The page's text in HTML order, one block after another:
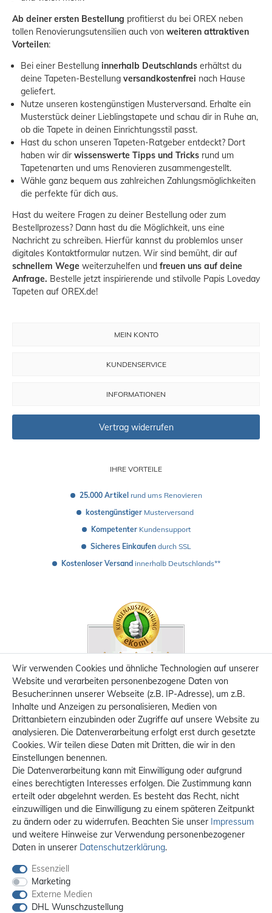
Ab deiner ersten Bestellung profitierst du bei OREX neben
tollen Renovierungsutensilien auch von weiteren attraktiven
Vorteilen:
Bei einer Bestellung innerhalb Deutschlands erhältst du
deine Tapeten-Bestellung versandkostenfrei nach Hause
geliefert.
Nutze unseren kostengünstigen Musterversand. Erhalte ein
Musterstück deiner Lieblingstapete und schau dir in Ruhe an,
ob die Tapete in deinen Einrichtungsstil passt.
Hast du schon unseren Tapeten-Ratgeber entdeckt? Dort
haben wir dir wissenswerte Tipps und Tricks rund um
Tapetenarten und ums Renovieren zusammengestellt.
Wähle ganz bequem aus zahlreichen Zahlungsmöglichkeiten
die perfekte für dich aus.
Hast du weitere Fragen zu deiner Bestellung oder zum
Bestellprozess? Dann hast du die Möglichkeit, uns eine
Nachricht zu schreiben. Hierfür kannst du problemlos unser
digitales Kontaktformular nutzen. Wir sind bemüht, dir auf
schnellem Wege weiterzuhelfen und freuen uns auf deine
Anfrage. Bestelle jetzt inspirierende und stilvolle Papis Loveday
Tapeten auf OREX.de!
IHRE VORTEILE
25.000 Artikel rund ums Renovieren
kostengünstiger Musterversand
Kompetenter Kundensupport
Sicheres Einkaufen durch SSL
Kostenloser Versand innerhalb Deutschlands**
MEIN KONTO
KUNDENSERVICE
INFORMATIONEN
Vertrag widerrufen
Wir verwenden Cookies und ähnliche Technologien auf unserer
Website und verarbeiten personenbezogene Daten von
Besucher:innen unserer Webseite (z.B. IP-Adresse), um z.B.
Inhalte und Anzeigen zu personalisieren, Medien von
Drittanbietern einzubinden oder Zugriffe auf unsere Website zu
analysieren. Die Datenverarbeitung erfolgt erst durch gesetzte
Cookies. Wir teilen diese Daten mit Dritten, die wir in den
Einstellungen benennen.
Die Datenverarbeitung kann mit Einwilligung oder aufgrund
eines berechtigten Interesses erfolgen. Die Zustimmung kann
erteilt oder abgelehnt werden. Es besteht das Recht, nicht
einzuwilligen und die Einwilligung zu einem späteren Zeitpunkt
zu ändern oder zu widerrufen. Beachten Sie unser Impressum
und weitere Hinweise zur Verwendung personenbezogener
Daten in unserer Daten­schutz­erklärung.
Essenziell
Marketing
Externe Medien
DHL Wunschzustellung